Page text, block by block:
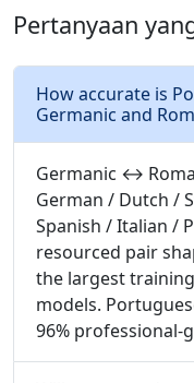
Pertanyaan
How accurate is
Germanic and
Germanic ↔
German / Dutch /
Spanish / Italian /
resourced pair
the largest
models.
96% professional-